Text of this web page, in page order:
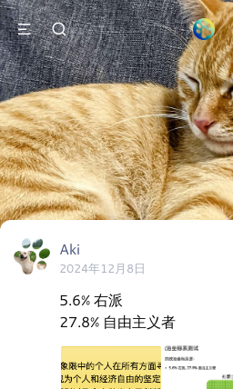
Aki
2024年12月8日
5.6% 右派
27.8% 自由主义者